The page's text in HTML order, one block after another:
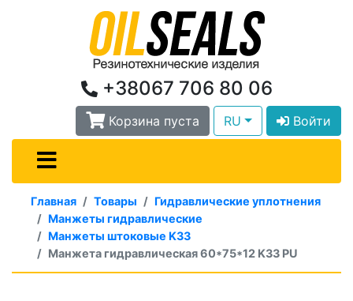
+38067 706 80 06
Корзина пуста RU Войти
Главная Товары
Гидравлические уплотнения
Манжеты гидравлические
Манжеты штоковые K33
Манжета гидравлическая 60*75*12 K33 PU